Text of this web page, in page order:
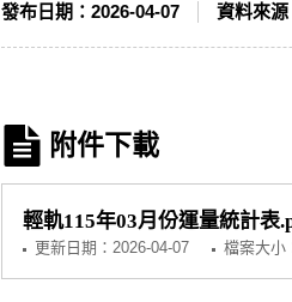
發布日期： 2026-04-07 資料來源
附件下載
輕軌115年03月份運量統計表
更新日期： 2026-04-07 檔案大小